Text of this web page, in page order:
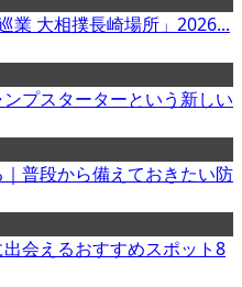
業 大相撲長崎場所」2026...
プスターターという新しい
普段から備えておきたい防
会えるおすすめスポット8